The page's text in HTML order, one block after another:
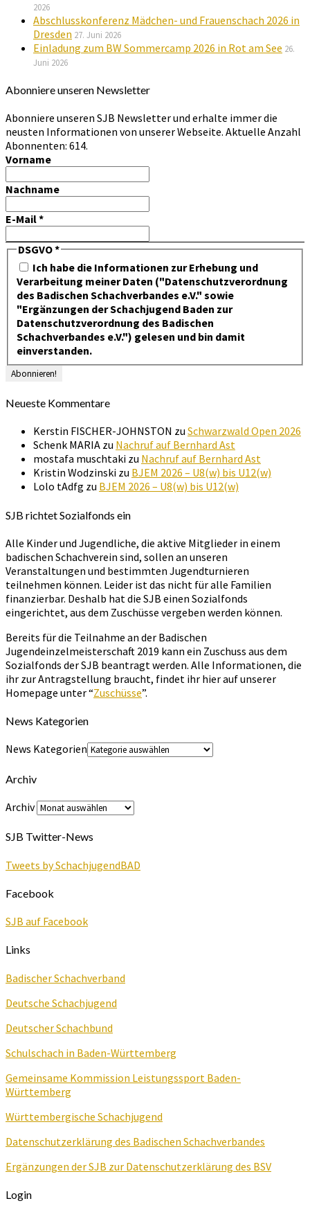
2026
Abschlusskonferenz Mädchen- und Frauenschach 2026 in
Dresden 27. Juni 2026
Einladung zum BW Sommercamp 2026 in Rot am See 26.
Juni 2026
Abonniere unseren Newsletter
Abonniere unseren SJB Newsletter und erhalte immer die
neusten Informationen von unserer Webseite. Aktuelle Anzahl
Abonnenten: 614.
Vorname
Nachname
E-Mail*
DSGVO*
Ich habe die Informationen zur Erhebung und
Verarbeitung meiner Daten ("Datenschutzverordnung
des Badischen Schachverbandes e.V." sowie
"Ergänzungen der Schachjugend Baden zur
Datenschutzverordnung des Badischen
Schachverbandes e.V.") gelesen und bin damit
einverstanden.
Neueste Kommentare
Kerstin FISCHER-JOHNSTON zu Schwarzwald Open 2026
Schenk MARIA zu Nachruf auf Bernhard Ast
mostafa muschtaki zu Nachruf auf Bernhard Ast
Kristin Wodzinski zu BJEM 2026 – U8(w) bis U12(w)
Lolo tAdfg zu BJEM 2026 – U8(w) bis U12(w)
SJB richtet Sozialfonds ein
Alle Kinder und Jugendliche, die aktive Mitglieder in einem
badischen Schachverein sind, sollen an unseren
Veranstaltungen und bestimmten Jugendturnieren
teilnehmen können. Leider ist das nicht für alle Familien
finanzierbar. Deshalb hat die SJB einen Sozialfonds
eingerichtet, aus dem Zuschüsse vergeben werden können.
Bereits für die Teilnahme an der Badischen
Jugendeinzelmeisterschaft 2019 kann ein Zuschuss aus dem
Sozialfonds der SJB beantragt werden. Alle Informationen, die
ihr zur Antragstellung braucht, findet ihr hier auf unserer
Homepage unter “Zuschüsse”.
News Kategorien
News Kategorien
Archiv
Archiv
SJB Twitter-News
Tweets by SchachjugendBAD
Facebook
SJB auf Facebook
Links
Badischer Schachverband
Deutsche Schachjugend
Deutscher Schachbund
Schulschach in Baden-Württemberg
Gemeinsame Kommission Leistungssport Baden-
Württemberg
Württembergische Schachjugend
Datenschutzerklärung des Badischen Schachverbandes
Ergänzungen der SJB zur Datenschutzerklärung des BSV
Login